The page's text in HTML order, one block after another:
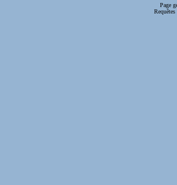
Page
Requêtes